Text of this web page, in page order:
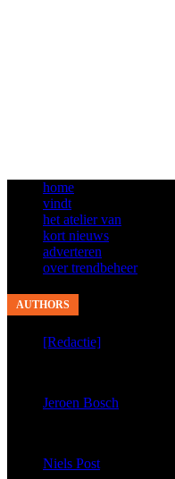
home
vindt
het atelier van
kort nieuws
adverteren
over trendbeheer
AUTHORS
[Redactie]
Jeroen Bosch
Niels Post